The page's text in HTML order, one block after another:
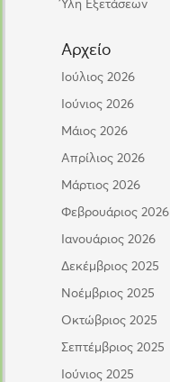
Ύλη Εξετάσεων
Αρχείο
Ιούλιος 2026
Ιούνιος 2026
Μάιος 2026
Απρίλιος 2026
Μάρτιος 2026
Φεβρουάριος 2026
Ιανουάριος 2026
Δεκέμβριος 2025
Νοέμβριος 2025
Οκτώβριος 2025
Σεπτέμβριος 2025
Ιούνιος 2025